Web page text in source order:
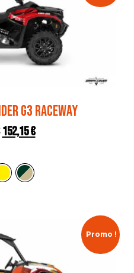
G3 RACEWAY
152,15€
Promo !